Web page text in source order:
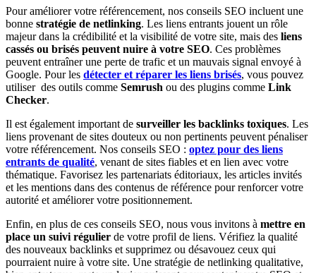
Pour améliorer votre référencement, nos conseils SEO incluent une
bonne stratégie de netlinking. Les liens entrants jouent un rôle
majeur dans la crédibilité et la visibilité de votre site, mais des liens
cassés ou brisés peuvent nuire à votre SEO. Ces problèmes
peuvent entraîner une perte de trafic et un mauvais signal envoyé à
Google. Pour les détecter et réparer les liens brisés, vous pouvez
utiliser des outils comme Semrush ou des plugins comme Link
Checker.
Il est également important de surveiller les backlinks toxiques. Les
liens provenant de sites douteux ou non pertinents peuvent pénaliser
votre référencement. Nos conseils SEO : optez pour des liens
entrants de qualité, venant de sites fiables et en lien avec votre
thématique. Favorisez les partenariats éditoriaux, les articles invités
et les mentions dans des contenus de référence pour renforcer votre
autorité et améliorer votre positionnement.
Enfin, en plus de ces conseils SEO, nous vous invitons à mettre en
place un suivi régulier de votre profil de liens. Vérifiez la qualité
des nouveaux backlinks et supprimez ou désavouez ceux qui
pourraient nuire à votre site. Une stratégie de netlinking qualitative,